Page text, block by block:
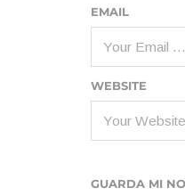
EMAIL
WEBSITE
GUARDA MI